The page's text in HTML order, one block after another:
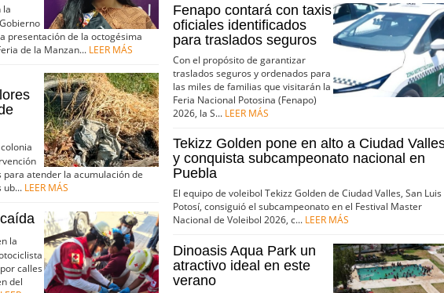
la
presentación de la octogésima
de la Manzan... LEER MÁS
atender la acumulación de
ub... LEER MÁS
la
calles
del
Fenapo contará con taxis
oficiales identificados
para traslados seguros
Con el propósito de garantizar
traslados seguros y ordenados para
las miles de familias que visitarán la
Feria Nacional Potosina (Fenapo)
2026, la S... LEER MÁS
Tekizz Golden pone en alto a Ciudad
y conquista subcampeonato nacional en
Puebla
El equipo de voleibol Tekizz Golden de Ciudad Valles, San Luis
Potosí, consiguió el subcampeonato en el Festival Master
Nacional de Voleibol 2026, c... LEER MÁS
Dinoasis Aqua Park un
atractivo ideal en este
verano